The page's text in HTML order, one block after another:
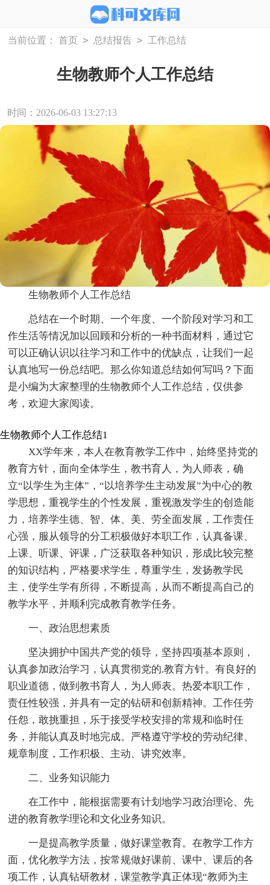
当前位置： 首页 > 总结报告 > 工作总结
生物教师个人工作总结
时间：2026-06-03 13:27:13
生物教师个人工作总结
总结在一个时期、一个年度、一个阶段对学习和工
作生活等情况加以回顾和分析的一种书面材料，通过它
可以正确认识以往学习和工作中的优缺点，让我们一起
认真地写一份总结吧。那么你知道总结如何写吗？下面
是小编为大家整理的生物教师个人工作总结，仅供参
考，欢迎大家阅读。
生物教师个人工作总结1
XX学年来，本人在教育教学工作中，始终坚持党的
教育方针，面向全体学生，教书育人，为人师表，确
立“以学生为主体”，“以培养学生主动发展”为中心的教
学思想，重视学生的个性发展，重视激发学生的创造能
力，培养学生德、智、体、美、劳全面发展，工作责任
心强，服从领导的分工积极做好本职工作，认真备课、
上课、听课、评课，广泛获取各种知识，形成比较完整
的知识结构，严格要求学生，尊重学生，发扬教学民
主，使学生学有所得，不断提高，从而不断提高自己的
教学水平，并顺利完成教育教学任务。
一、政治思想素质
坚决拥护中国共产党的领导，坚持四项基本原则，
认真参加政治学习，认真贯彻党的.教育方针。有良好的
职业道德，做到教书育人，为人师表。热爱本职工作，
责任性较强，并具有一定的钻研和创新精神。工作任劳
任怨，敢挑重担，乐于接受学校安排的常规和临时任
务，并能认真及时地完成。严格遵守学校的劳动纪律、
规章制度，工作积极、主动、讲究效率。
二、业务知识能力
在工作中，能根据需要有计划地学习政治理论、先
进的教育教学理论和文化业务知识。
一是提高教学质量，做好课堂教育。在教学工作方
面，优化教学方法，按常规做好课前、课中、课后的各
项工作，认真钻研教材，课堂教学真正体现“教师为主